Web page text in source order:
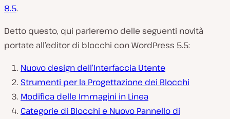
8.5.
Detto questo, qui parleremo delle seguenti novità
portate all’editor di blocchi con WordPress 5.5:
Nuovo design dell’Interfaccia Utente
Strumenti per la Progettazione dei Blocchi
Modifica delle Immagini in Linea
Categorie di Blocchi e Nuovo Pannello di